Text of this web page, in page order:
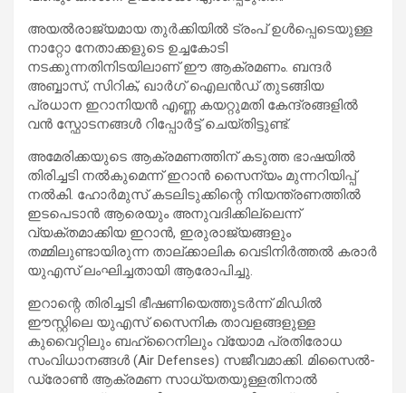
അയൽരാജ്യമായ തുർക്കിയിൽ ട്രംപ് ഉൾപ്പെടെയുള്ള
നാറ്റോ നേതാക്കളുടെ ഉച്ചകോടി
നടക്കുന്നതിനിടയിലാണ് ഈ ആക്രമണം. ബന്ദർ
അബ്ബാസ്, സിറിക്, ഖാർഗ് ഐലൻഡ് തുടങ്ങിയ
പ്രധാന ഇറാനിയൻ എണ്ണ കയറ്റുമതി കേന്ദ്രങ്ങളിൽ
വൻ സ്ഫോടനങ്ങൾ റിപ്പോർട്ട് ചെയ്തിട്ടുണ്ട്.
അമേരിക്കയുടെ ആക്രമണത്തിന് കടുത്ത ഭാഷയിൽ
തിരിച്ചടി നൽകുമെന്ന് ഇറാൻ സൈന്യം മുന്നറിയിപ്പ്
നൽകി. ഹോർമുസ് കടലിടുക്കിന്റെ നിയന്ത്രണത്തിൽ
ഇടപെടാൻ ആരെയും അനുവദിക്കില്ലെന്ന്
വ്യക്തമാക്കിയ ഇറാൻ, ഇരുരാജ്യങ്ങളും
തമ്മിലുണ്ടായിരുന്ന താല്ക്കാലിക വെടിനിർത്തൽ കരാർ
യുഎസ് ലംഘിച്ചതായി ആരോപിച്ചു.
ഇറാന്റെ തിരിച്ചടി ഭീഷണിയെത്തുടർന്ന് മിഡിൽ
ഈസ്റ്റിലെ യുഎസ് സൈനിക താവളങ്ങളുള്ള
കുവൈറ്റിലും ബഹ്റൈനിലും വ്യോമ പ്രതിരോധ
സംവിധാനങ്ങൾ (Air Defenses) സജീവമാക്കി. മിസൈൽ-
ഡ്രോൺ ആക്രമണ സാധ്യതയുള്ളതിനാൽ